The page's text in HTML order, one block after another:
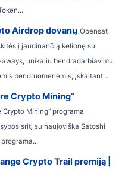
Airdrop dovanų Opensat
į jaudinančią kelionę su
unikaliu bendradarbiavimu
bendruomenėmis, įskaitant...
Crypto Mining“
Crypto Mining“ programa
sritį su naujoviška Satoshi
Crypto Trail premiją |